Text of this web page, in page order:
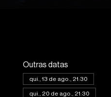
Outras datas
qui., 13 de ago., 21:30
qui., 20 de ago., 21:30